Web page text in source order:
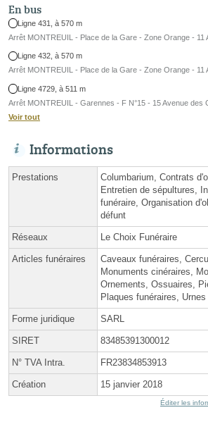
En bus
Ligne 431, à 570 m
Arrêt MONTREUIL - Place de la Gare - Zone Orange - 11
Ligne 432, à 570 m
Arrêt MONTREUIL - Place de la Gare - Zone Orange - 11
Ligne 4729, à 511 m
Arrêt MONTREUIL - Garennes - F N°15 - 15 Avenue des
Voir tout
Informations
Prestations
Columbarium, Contrats
Entretien de sépultures,
funéraire, Organisation
défunt
Réseaux Le Choix Funéraire
Articles funéraires
Caveaux funéraires,
Monuments cinéraires,
Ornements, Ossuaires,
Plaques funéraires,
Forme juridique SARL
SIRET 83485391300012
N° TVA Intra. FR23834853913
Création 15 janvier 2018
Éditer les